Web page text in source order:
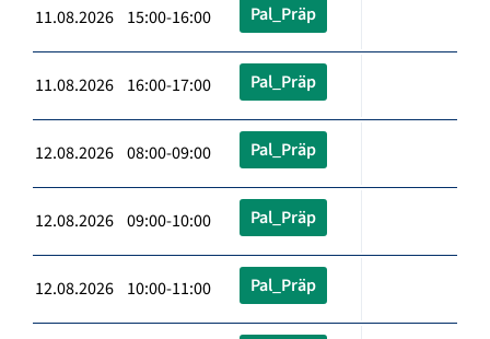
11.08.2026 15:00-16:00 Pal_Präp
11.08.2026 16:00-17:00 Pal_Präp
12.08.2026 08:00-09:00 Pal_Präp
12.08.2026 09:00-10:00 Pal_Präp
12.08.2026 10:00-11:00 Pal_Präp